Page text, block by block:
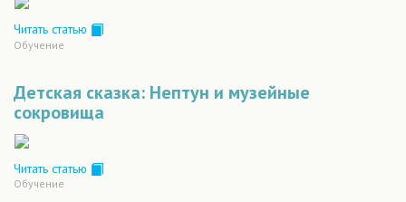
Читать статью
Обучение
Детская сказка: Нептун и музейные
сокровища
Читать статью
Обучение